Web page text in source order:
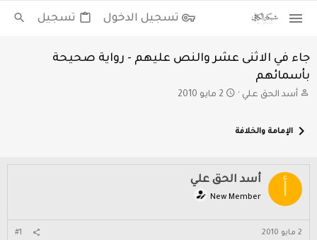
تسجيل الدخول تسجيل
جاء في الاثنى عشر والنص عليهم - رواية صحيحة
بأسمائهم
ب
ئ
م
ض
أسد الحق علي
ت
ل
د
2 مايو 2010
الإمامة والخلافة
أسد الحق علي
New Member
2 مايو 2010 #1